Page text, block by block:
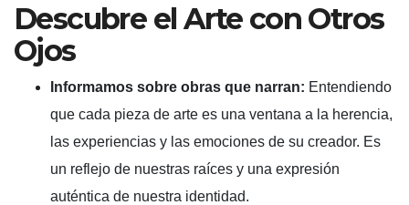
Descubre el Arte con Otros
Ojos
Informamos sobre obras que narran: Entendiendo
que cada pieza de arte es una ventana a la herencia,
las experiencias y las emociones de su creador. Es
un reflejo de nuestras raíces y una expresión
auténtica de nuestra identidad.